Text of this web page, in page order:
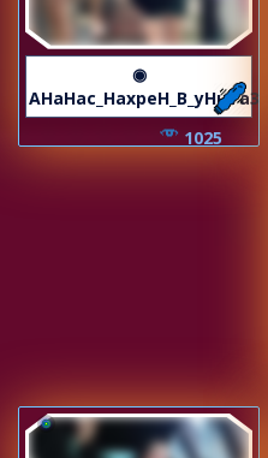
◉
AHaHac_HaxpeH_B_yHuTa3
1025